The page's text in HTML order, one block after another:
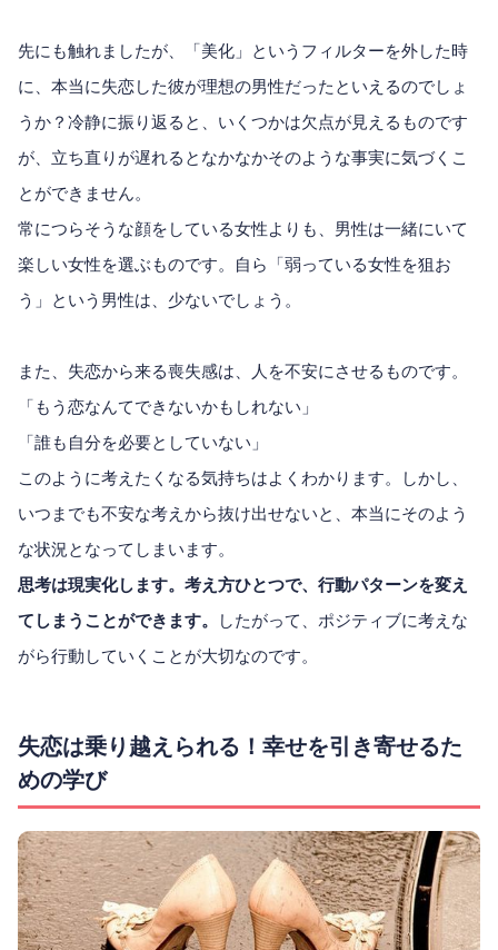
先にも触れましたが、「美化」というフィルターを外した時
に、本当に失恋した彼が理想の男性だったといえるのでしょ
うか？冷静に振り返ると、いくつかは欠点が見えるものです
が、立ち直りが遅れるとなかなかそのような事実に気づくこ
とができません。
常につらそうな顔をしている女性よりも、男性は一緒にいて
楽しい女性を選ぶものです。自ら「弱っている女性を狙お
う」という男性は、少ないでしょう。
また、失恋から来る喪失感は、人を不安にさせるものです。
「もう恋なんてできないかもしれない」
「誰も自分を必要としていない」
このように考えたくなる気持ちはよくわかります。しかし、
いつまでも不安な考えから抜け出せないと、本当にそのよう
な状況となってしまいます。
思考は現実化します。考え方ひとつで、行動パターンを変え
てしまうことができます。
したがって、ポジティブに考えな
がら行動していくことが大切なのです。
失恋は乗り越えられる！幸せを引き寄せるた
めの学び